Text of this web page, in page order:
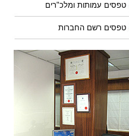
טפסים עמותות ומלכ"רים
טפסים רשם החברות